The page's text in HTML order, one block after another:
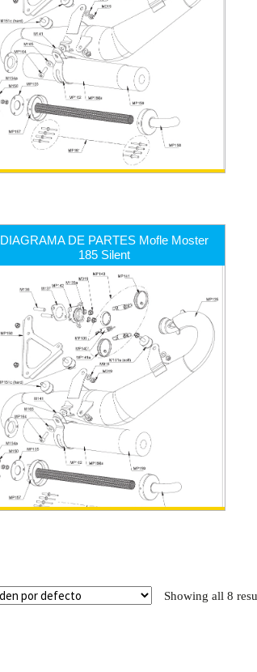
DIAGRAMA DE PARTES Mofle Moster
185 Silent
Showing all 8